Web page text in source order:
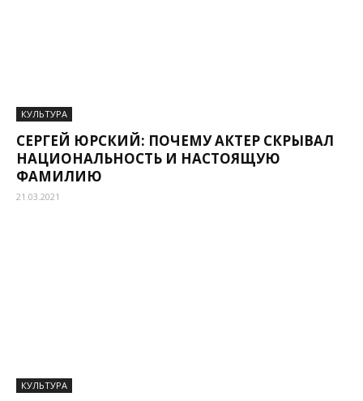
КУЛЬТУРА
СЕРГЕЙ ЮРСКИЙ: ПОЧЕМУ АКТЕР СКРЫВАЛ
НАЦИОНАЛЬНОСТЬ И НАСТОЯЩУЮ
ФАМИЛИЮ
21.03.2021
КУЛЬТУРА